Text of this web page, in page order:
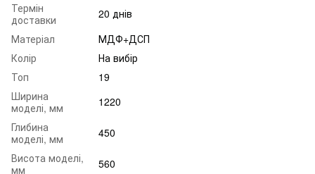
Термін
доставки
20 днів
Матеріал
МДФ+ДСП
Колір
На вибір
Топ
19
Ширина
моделі, мм
1220
Глибина
моделі, мм
450
Висота моделі,
мм
560